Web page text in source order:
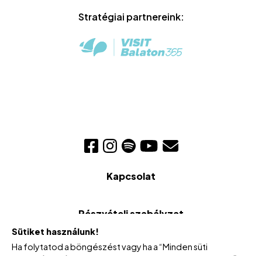
Stratégiai partnereink:
Kapcsolat
Részvételi szabályzat
Cookie szabályzat
Sütiket használunk!
Ha folytatod a böngészést vagy ha a “Minden süti